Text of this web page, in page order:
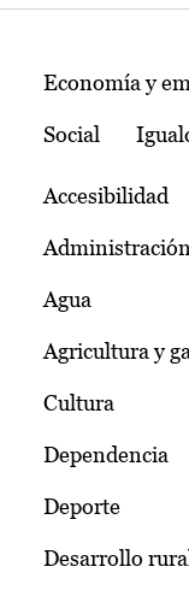
Temas
Economía y
Social
Accesibilidad
Agua
Agricultura y
Cultura
Dependencia
Deporte
Desarrollo